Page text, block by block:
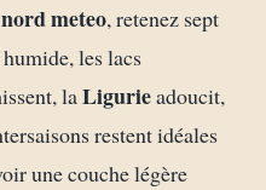
meteo, retenez sept
les lacs
laLigurieadoucit,
restent idéales
une couche légère